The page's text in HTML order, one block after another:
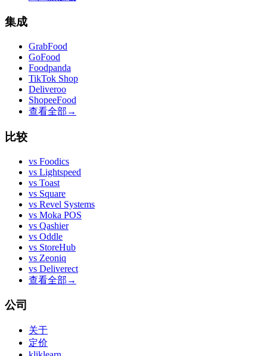
集成
GrabFood
GoFood
Foodpanda
TikTok Shop
Deliveroo
ShopeeFood
查看全部 →
比较
vs Foodics
vs Lightspeed
vs Toast
vs Square
vs Revel Systems
vs Moka POS
vs Qashier
vs Oddle
vs StoreHub
vs Zeoniq
vs Deliverect
查看全部 →
公司
关于
定价